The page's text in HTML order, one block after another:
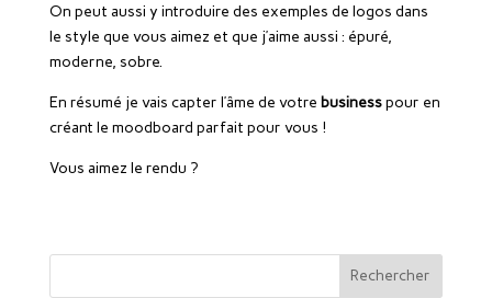
On peut aussi y introduire des exemples de logos dans
le style que vous aimez et que j’aime aussi : épuré,
moderne, sobre.
En résumé je vais capter l’âme de votre businesspour en
créant le moodboard parfait pour vous !
Vous aimez le rendu ?
Rechercher